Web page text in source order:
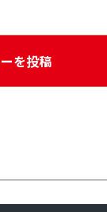
を投稿